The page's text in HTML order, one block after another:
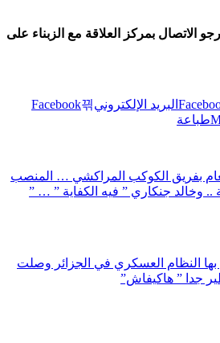
الاتصال بمركز العلاقة مع الزبناء على
البريد الإلكتروني
Facebook
طباعة
بفريق الكوكب المراكشي … المنصب
.. وخالد جنكاري ” فيه الكفاية ” … ”
بها النظام العسكري في الجزائر وصلت
جدا ” هاكيفاش”